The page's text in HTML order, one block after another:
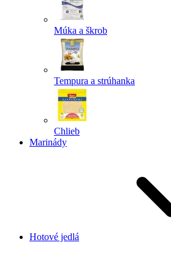
Múka a škrob
Tempura a strúhanka
Chlieb
Marinády
Hotové jedlá